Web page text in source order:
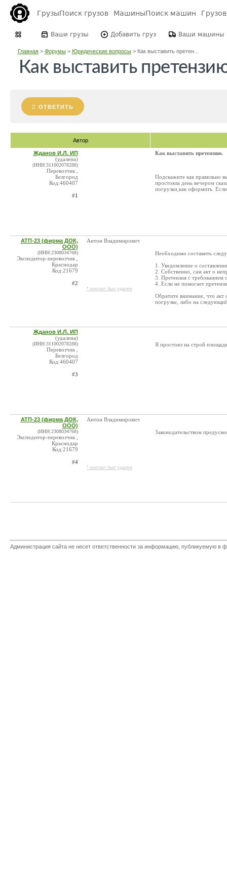
ГрузыПоиск грузов МашиныПоиск машин
Ваши грузы Добавить груз Ваши машины
Главная> Форумы> Юридические вопросы> Как выставить претен...
Как выставить
ОТВЕТИТЬ
Автор
Жданов И.Л. ИП
(удалена)
(ИНН:311002078288)
Перевозчик ,
Белгород
Код:460407
#1
Как выставить претензию.
Подскажите как правильно
простояла день вечером
погрузки,как оформить.
АТП-23 (фирма ДОК,
ООО)
(ИНН:2308034768)
Экспедитор-перевозчик ,
Краснодар
Код:21679
#2
Антон Владимирович
* контакт был удален
Необходимо составить
1. Уведомление о
2. Собственно, сам акт о
3. Претензия с требованием
4. Если не помогает
Обратите внимание, что акт
погрузке, либо на
Жданов И.Л. ИП
(удалена)
(ИНН:311002078288)
Перевозчик ,
Белгород
Код:460407
#3
Я простоял на строй
АТП-23 (фирма ДОК,
ООО)
(ИНН:2308034768)
Экспедитор-перевозчик ,
Краснодар
Код:21679
#4
Антон Владимирович
* контакт был удален
Законодательством
Администрация сайта не несет ответственности за информацию, публикуемую